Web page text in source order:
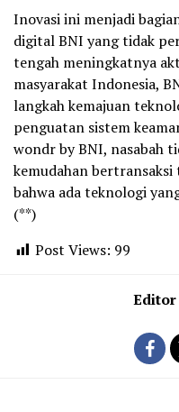
Inovasi ini menjadi
digital BNI yang tidak
tengah meningkatnya
masyarakat Indonesia,
langkah kemajuan
penguatan sistem
wondr by BNI, nasabah
kemudahan
bahwa ada teknologi
(**)
Post Views: 99
Editor